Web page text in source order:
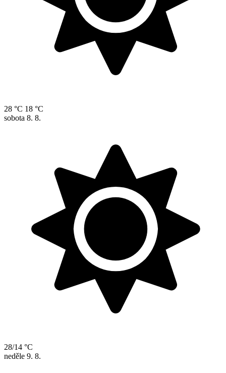
28 °C 18 °C
sobota 8. 8.
28/14 °C
neděle 9. 8.